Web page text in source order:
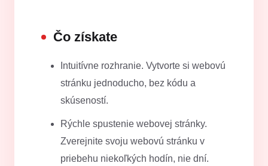
Čo získate
Intuitívne rozhranie. Vytvorte si webovú
stránku jednoducho, bez kódu a
skúseností.
Rýchle spustenie webovej stránky.
Zverejnite svoju webovú stránku v
priebehu niekoľkých hodín, nie dní.